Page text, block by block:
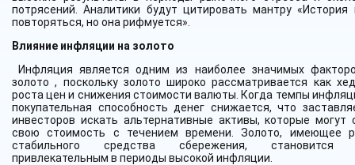
потрясений. Аналитики будут цитировать мантру
повторяться, но она рифмуется».
Влияние инфляции на золото
Инфляция является одним из наиболее значимых
золото , поскольку золото широко рассматривается как
роста цен и снижения стоимости валюты. Когда темпы
покупательная способность денег снижается, что
инвесторов искать альтернативные активы, которые могут
свою стоимость с течением времени. Золото, имеющее
стабильного средства сбережения, становится
привлекательным в периоды высокой инфляции.